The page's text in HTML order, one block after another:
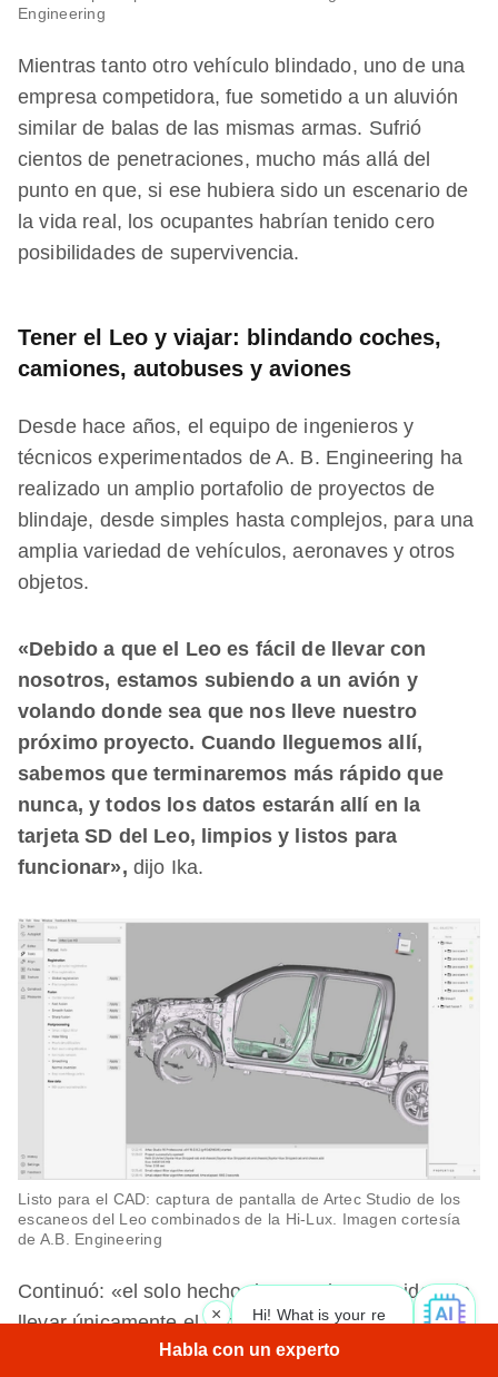
Engineering
Mientras tanto otro vehículo blindado, uno de una
empresa competidora, fue sometido a un aluvión
similar de balas de las mismas armas. Sufrió
cientos de penetraciones, mucho más allá del
punto en que, si ese hubiera sido un escenario de
la vida real, los ocupantes habrían tenido cero
posibilidades de supervivencia.
Tener el Leo y viajar: blindando coches,
camiones, autobuses y aviones
Desde hace años, el equipo de ingenieros y
técnicos experimentados de A. B. Engineering ha
realizado un amplio portafolio de proyectos de
blindaje, desde simples hasta complejos, para una
amplia variedad de vehículos, aeronaves y otros
objetos.
«Debido a que el Leo es fácil de llevar con
nosotros, estamos subiendo a un avión y
volando donde sea que nos lleve nuestro
próximo proyecto. Cuando lleguemos allí,
sabemos que terminaremos más rápido que
nunca, y todos los datos estarán allí en la
tarjeta SD del Leo, limpios y listos para
funcionar», dijo Ika.
Listo para el CAD: captura de pantalla de Artec Studio de los
escaneos del Leo combinados de la Hi-Lux. Imagen cortesía
de A.B. Engineering
Continuó: «el solo hecho de tener la capacidad de
llevar únicamente el escáner, sin siquiera una
computadora portátil, al campo en cualquier parte
Hi! What is your request? 👀
×
Habla con un experto